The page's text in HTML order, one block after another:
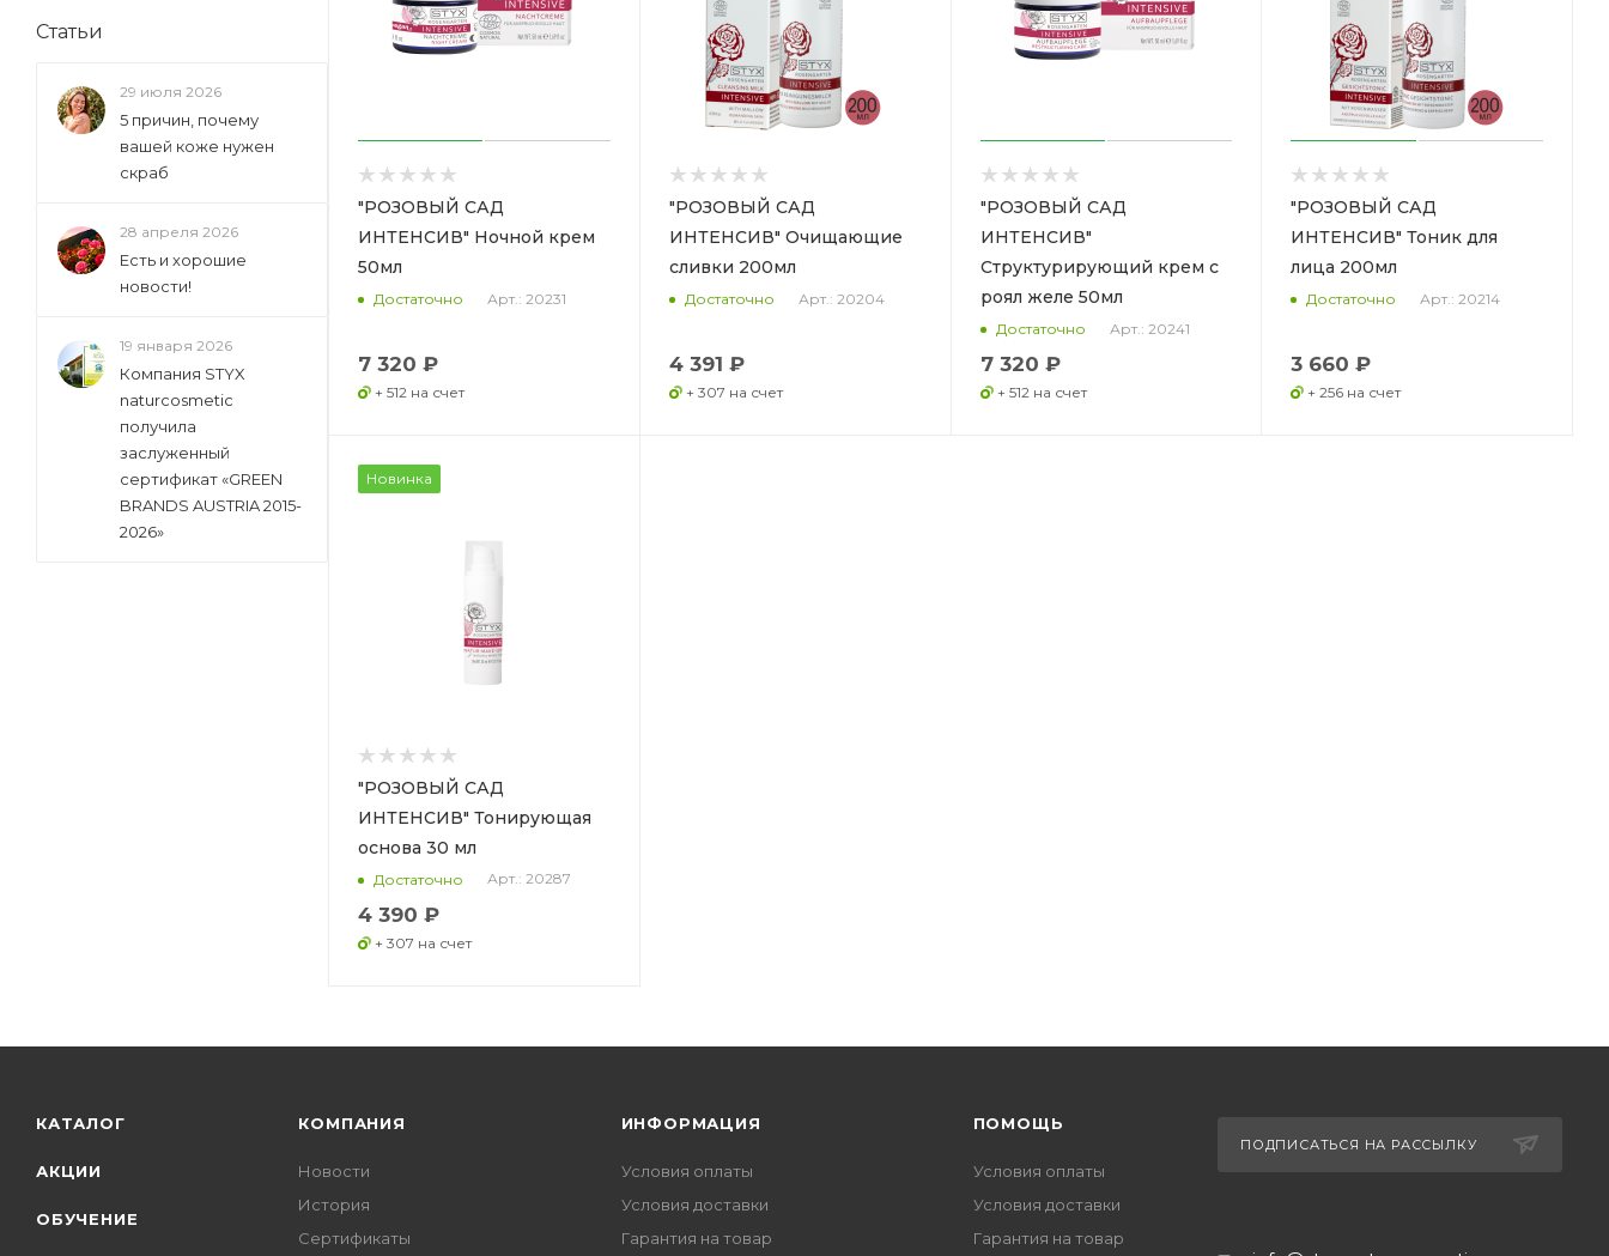
"РОЗОВЫЙ САД
ИНТЕНСИВ" Ночной крем
50мл
Достаточно Арт.: 20231
7 320 ₽
+ 512 на счет
"РОЗОВЫЙ САД
ИНТЕНСИВ" Очищающие
сливки 200мл
Достаточно Арт.: 20204
4 391 ₽
+ 307 на счет
"РОЗОВЫЙ САД
ИНТЕНСИВ"
Структурирующий крем с
роял желе 50мл
Достаточно Арт.: 20241
7 320 ₽
+ 512 на счет
"РОЗОВЫЙ САД
ИНТЕНСИВ" Тоник для
лица 200мл
Достаточно Арт.: 20214
3 660 ₽
+ 256 на счет
Новинка
"РОЗОВЫЙ САД
ИНТЕНСИВ" Тонирующая
основа 30 мл
Достаточно Арт.: 20287
4 390 ₽
+ 307 на счет
Статьи
29 июля 2026
5 причин, почему
вашей коже нужен
скраб
28 апреля 2026
Есть и хорошие
новости!
19 января 2026
Компания STYX
naturcosmetic
получила
заслуженный
сертификат «GREEN
BRANDS AUSTRIA 2015-
2026»
КАТАЛОГ
АКЦИИ
ОБУЧЕНИЕ
КОМПАНИЯ
Новости
История
Сертификаты
ИНФОРМАЦИЯ
Условия оплаты
Условия доставки
Гарантия на товар
ПОМОЩЬ
Условия оплаты
Условия доставки
Гарантия на товар
ПОДПИСАТЬСЯ НА РАССЫЛКУ